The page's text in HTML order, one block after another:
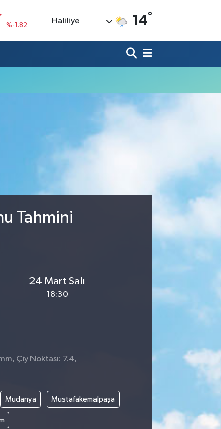
%-1.82
%0.02
Haliliye 14°
Tahmini
24 Mart Salı
18:30
Çiy Noktası: 7.4,
Mudanya Mustafakemalpaşa